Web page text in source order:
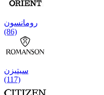
رومانسون
(86)
سیتیزن
(117)